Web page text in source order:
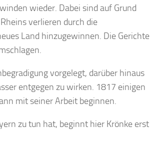
wieder. Dabei sind auf Grund
verlieren durch die
Land hinzugewinnen. Die Gerichte
vorgelegt, darüber hinaus
entgegen zu wirken. 1817 einigen
mit seiner Arbeit beginnen.
zu tun hat, beginnt hier Krönke erst